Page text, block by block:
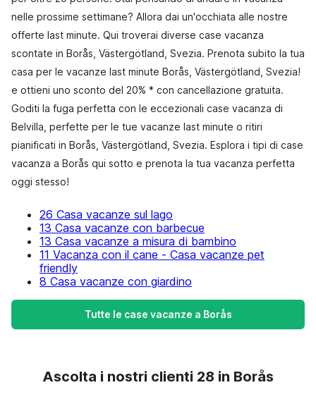
nelle prossime settimane? Allora dai un'occhiata alle nostre
offerte last minute. Qui troverai diverse case vacanza
scontate in Borås, Västergötland, Svezia. Prenota subito la tua
casa per le vacanze last minute Borås, Västergötland, Svezia!
e ottieni uno sconto del 20% * con cancellazione gratuita.
Goditi la fuga perfetta con le eccezionali case vacanza di
Belvilla, perfette per le tue vacanze last minute o ritiri
pianificati in Borås, Västergötland, Svezia. Esplora i tipi di case
vacanza a Borås qui sotto e prenota la tua vacanza perfetta
oggi stesso!
26 Casa vacanze sul lago
13 Casa vacanze con barbecue
13 Casa vacanze a misura di bambino
11 Vacanza con il cane - Casa vacanze pet
friendly
8 Casa vacanze con giardino
Tutte le case vacanze a Borås
Ascolta i nostri clienti 28 in Borås